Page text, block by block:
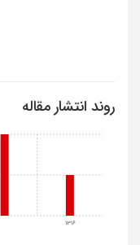
روند انتشار مقاله
1316